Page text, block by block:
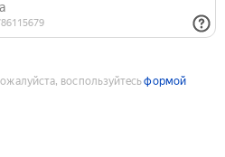
воспользуйтесьформой